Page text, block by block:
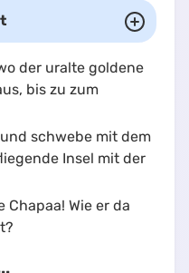
der uralte goldene
bis zu zum
schwebe mit dem
Insel mit der
Wie er da